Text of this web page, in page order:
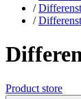
/
/
Product store